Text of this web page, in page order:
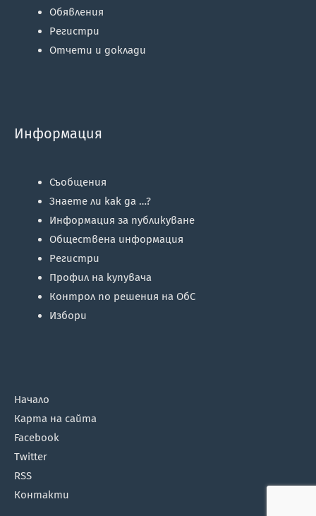
Обявления
Регистри
Отчети и доклади
Информация
Съобщения
Знаете ли как да …?
Информация за публикуване
Обществена информация
Регистри
Профил на купувача
Контрол по решения на ОбС
Избори
Начало
Карта на сайта
Facebook
Twitter
RSS
Контакти